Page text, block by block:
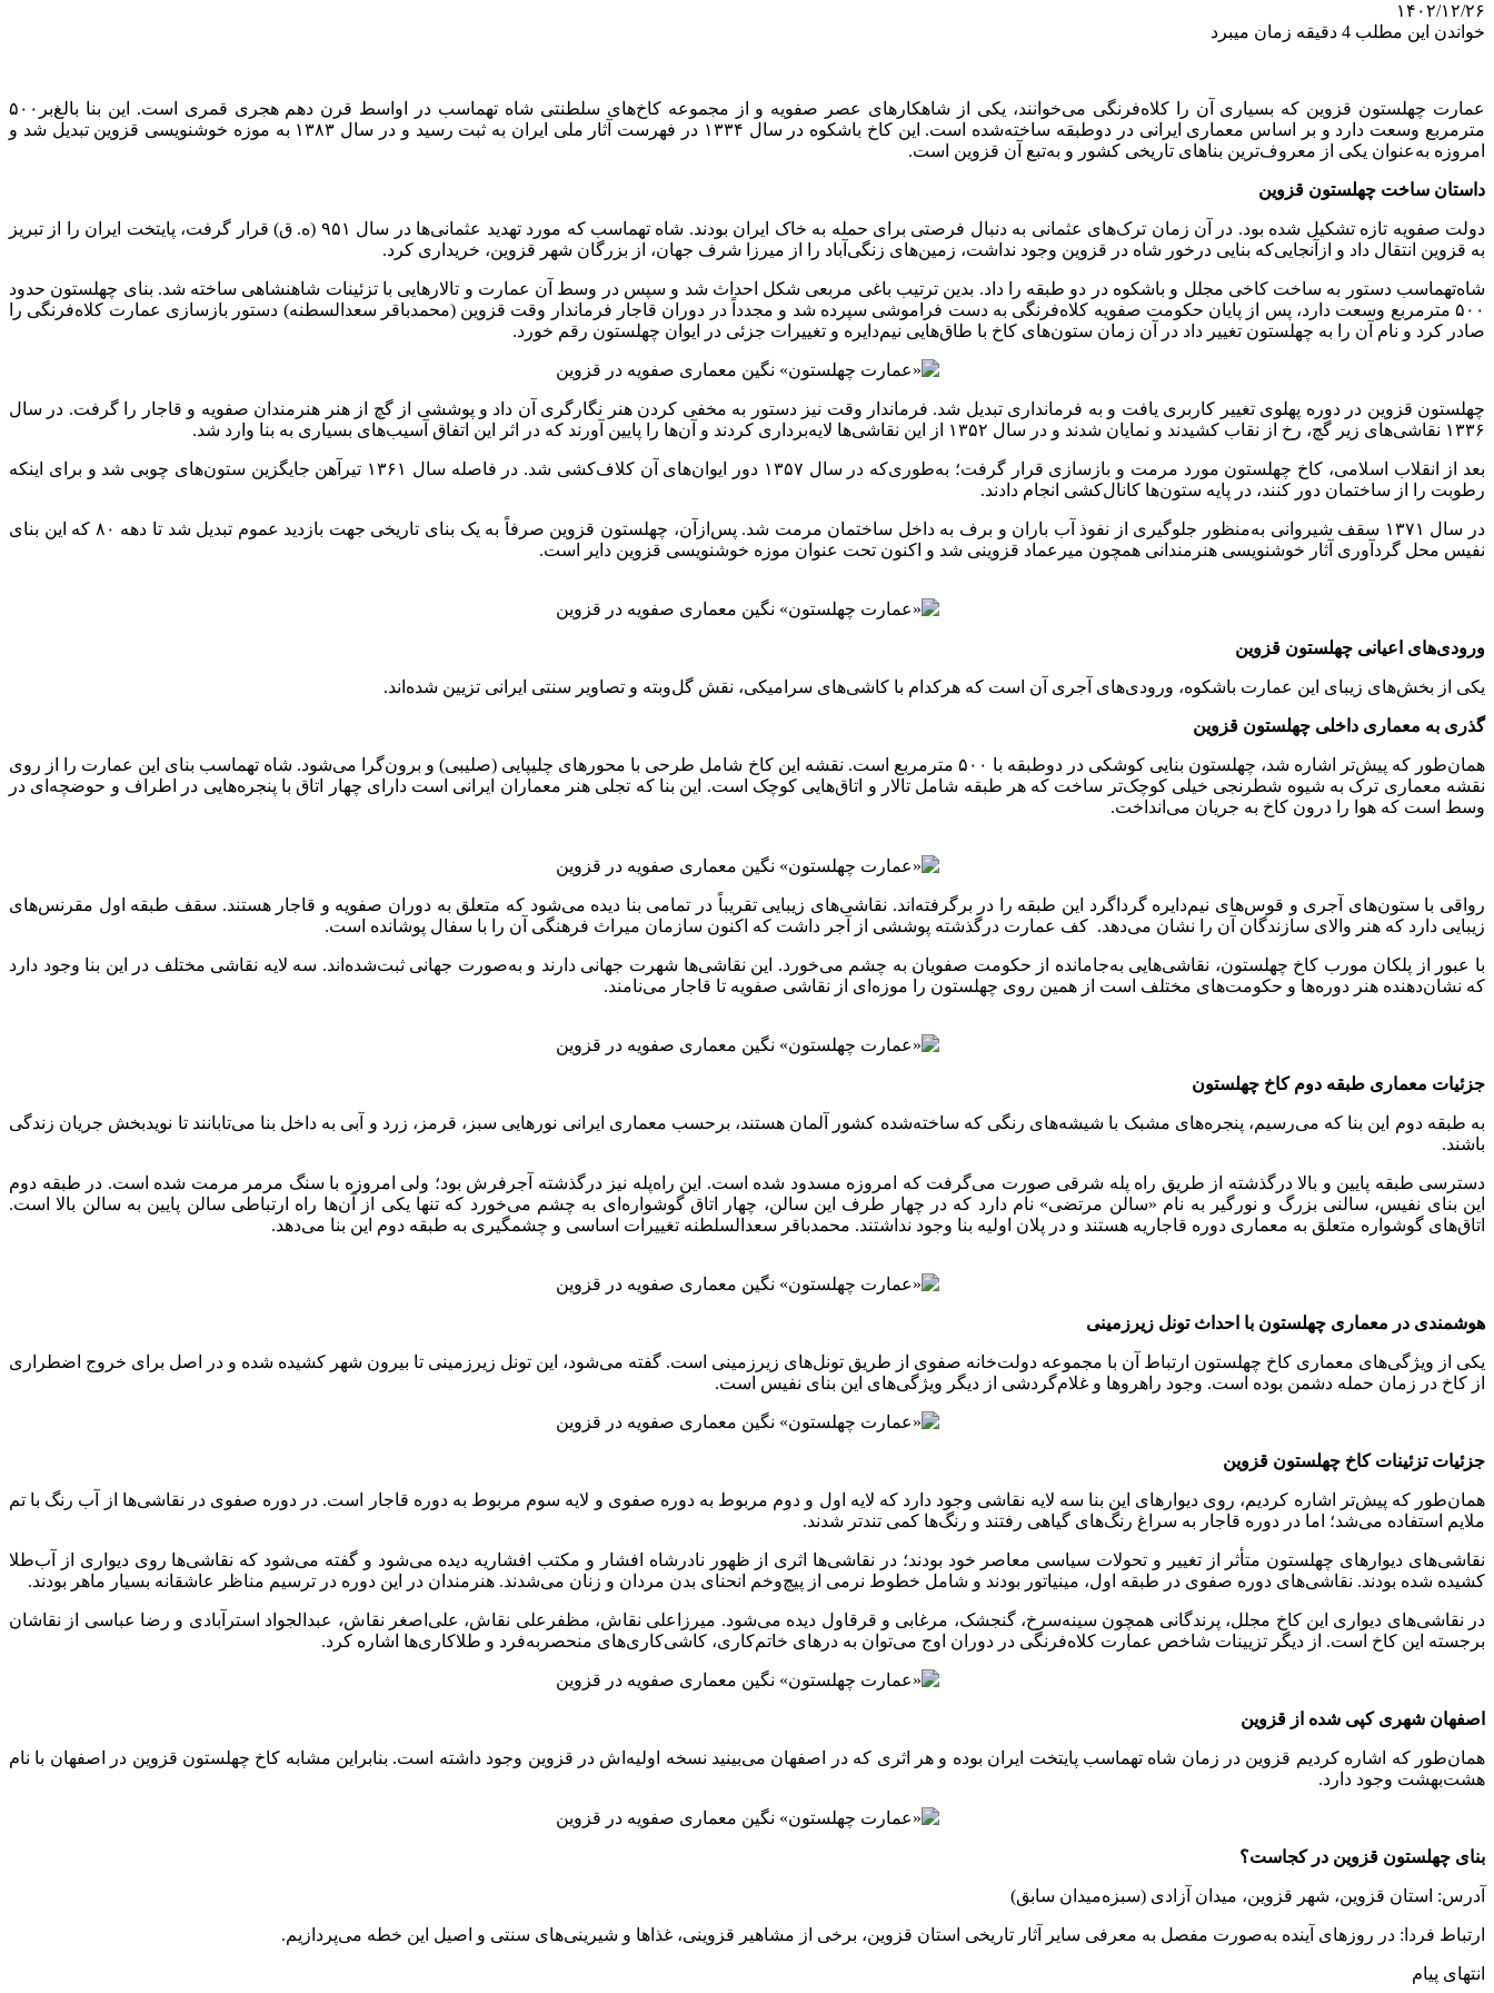
۱۴۰۲/۱۲/۲۶
خواندن این مطلب 4 دقیقه زمان میبرد
عمارت چهلستون قزوین که بسیاری آن را کلاه‌فرنگی می‌خوانند، یکی از شاهکارهای عصر صفویه و از مجموعه کاخ‌های سلطنتی شاه‌ تهماسب در اواسط قرن دهم هجری قمری است. این بنا بالغ‌بر۵۰۰
مترمربع وسعت دارد و بر اساس معماری ایرانی در دوطبقه ساخته‌شده است. این کاخ باشکوه در سال ۱۳۳۴ در فهرست آثار ملی ایران به ثبت رسید و در سال ۱۳۸۳ به موزه خوشنویسی قزوین تبدیل شد و
امروزه به‌عنوان یکی از معروف‌ترین بناهای تاریخی کشور و به‌تبع آن قزوین است.
داستان ساخت چهلستون قزوین
دولت صفویه تازه تشکیل‌ شده بود. در آن زمان ترک‌های عثمانی به دنبال فرصتی برای حمله به خاک ایران بودند. شاه تهماسب که مورد تهدید عثمانی‌ها در سال ۹۵۱ (ه. ق) قرار گرفت، پایتخت ایران را از تبریز
به قزوین انتقال داد و ازآنجایی‌که بنایی درخور شاه در قزوین وجود نداشت، زمین‌های زنگی‌آباد را از میرزا شرف جهان، از بزرگان شهر قزوین، خریداری کرد.
شاه‌تهماسب دستور به ساخت کاخی مجلل و باشکوه در دو طبقه را داد. بدین ترتیب باغی مربعی شکل احداث شد و سپس در وسط آن عمارت و تالارهایی با تزئینات شاهنشاهی ساخته شد. بنای چهلستون حدود
۵۰۰ مترمربع وسعت دارد، پس از پایان حکومت صفویه کلاه‌فرنگی به دست فراموشی سپرده شد و مجدداً در دوران قاجار فرماندار وقت قزوین (محمدباقر سعدالسطنه) دستور بازسازی عمارت کلاه‌فرنگی را
صادر کرد و نام آن را به چهلستون تغییر داد در آن زمان ستون‌های کاخ با طاق‌هایی نیم‌دایره و تغییرات جزئی در ایوان چهلستون رقم خورد.
چهلستون قزوین در دوره پهلوی تغییر کاربری یافت و به فرمانداری تبدیل شد. فرماندار وقت نیز دستور به مخفی کردن هنر نگارگری آن داد و پوششی از گچ از هنر هنرمندان صفویه و قاجار را گرفت. در سال
۱۳۳۶ نقاشی‌های زیر گچ، رخ از نقاب کشیدند و نمایان شدند و در سال ۱۳۵۲ از این نقاشی‌ها لایه‌برداری کردند و آن‌ها را پایین آورند که در اثر این اتفاق آسیب‌های بسیاری به بنا وارد شد.
بعد از انقلاب اسلامی، کاخ چهلستون مورد مرمت و بازسازی قرار گرفت؛ به‌طوری‌که در سال ۱۳۵۷ دور ایوان‌های آن کلاف‌کشی شد. در فاصله سال‌ ۱۳۶۱ تیرآهن جایگزین ستون‌های چوبی شد و برای اینکه
رطوبت را از ساختمان دور کنند، در پایه ستون‌ها کانال‌کشی انجام دادند.
در سال ۱۳۷۱ سقف شیروانی به‌منظور جلوگیری از نفوذ آب باران و برف به داخل ساختمان مرمت شد. پس‌ازآن، چهلستون قزوین صرفاً به یک بنای تاریخی جهت بازدید عموم تبدیل شد تا دهه ۸۰ که این بنای
نفیس محل گردآوری آثار خوشنویسی هنرمندانی همچون میرعماد قزوینی شد و اکنون تحت عنوان موزه خوشنویسی قزوین دایر است.
ورودی‌های اعیانی چهلستون قزوین
یکی از بخش‌های زیبای این عمارت باشکوه، ورودی‌های آجری آن است که هرکدام با کاشی‌های سرامیکی، نقش گل‌وبته و تصاویر سنتی ایرانی تزیین‌ شده‌اند.
گذری به معماری داخلی چهلستون قزوین
همان‌طور که پیش‌تر اشاره شد، چهلستون بنایی کوشکی در دوطبقه با ۵۰۰ مترمربع است. نقشه‌ این کاخ شامل طرحی با محورهای چلیپایی (صلیبی) و برون‌گرا می‌شود. شاه‌ تهماسب بنای این عمارت را از روی
نقشه معماری ترک به شیوه شطرنجی خیلی کوچک‌تر ساخت که هر طبقه شامل تالار و اتاق‌هایی کوچک است. این بنا که تجلی هنر معماران ایرانی است دارای چهار اتاق با پنجره‌هایی در اطراف و حوضچه‌ای در
وسط است که هوا را درون کاخ به جریان می‌انداخت.
رواقی با ستون‌های آجری و قوس‌های نیم‌دایره گرداگرد این طبقه را در برگرفته‌اند. نقاشی‌های زیبایی تقریباً در تمامی بنا دیده می‌شود که متعلق به دوران صفویه و قاجار هستند. سقف طبقه اول مقرنس‌های
زیبایی دارد که هنر والای سازندگان آن را نشان می‌دهد. کف عمارت درگذشته پوششی از آجر داشت که اکنون سازمان میراث فرهنگی آن را با سفال پوشانده است.
با عبور از پلکان مورب کاخ چهلستون، نقاشی‌هایی به‌جامانده از حکومت صفویان به چشم می‌خورد. این نقاشی‌ها شهرت جهانی دارند و به‌صورت جهانی ثبت‌شده‌اند. سه لایه نقاشی مختلف در این بنا وجود دارد
که نشان‌دهنده هنر دوره‌ها و حکومت‌های مختلف است از همین روی چهلستون را موزه‌ای از نقاشی صفویه تا قاجار می‌نامند.
جزئیات معماری طبقه دوم کاخ چهلستون
به طبقه دوم این بنا که می‌رسیم، پنجره‌های مشبک با شیشه‌های رنگی که ساخته‌شده‌ کشور آلمان هستند، برحسب معماری ایرانی نورهایی سبز، قرمز، زرد و آبی به داخل بنا می‌تابانند تا نویدبخش جریان زندگی
باشند.
دسترسی طبقه پایین و بالا درگذشته از طریق راه‌ پله شرقی صورت می‌گرفت که امروزه مسدود شده است. این راه‌پله نیز درگذشته آجرفرش بود؛ ولی امروزه با سنگ مرمر مرمت‌ شده است. در طبقه دوم
این بنای نفیس، سالنی بزرگ و نورگیر به نام «سالن مرتضی» نام دارد که در چهار طرف این سالن، چهار اتاق گوشواره‌ای به چشم می‌خورد که تنها یکی از آن‌ها راه ارتباطی سالن پایین به سالن بالا است.
اتاق‌های گوشواره متعلق به معماری دوره قاجاریه هستند و در پلان اولیه بنا وجود نداشتند. محمدباقر سعدالسلطنه تغییرات اساسی و چشمگیری به طبقه دوم این بنا می‌دهد.
هوشمندی در معماری چهلستون با احداث تونل زیرزمینی
یکی از ویژگی‌های معماری کاخ چهلستون ارتباط آن با مجموعه دولت‌خانه صفوی از طریق تونل‌های زیرزمینی است. گفته می‌شود، این تونل زیرزمینی تا بیرون شهر کشیده شده‌ و در اصل برای خروج اضطراری
از کاخ در زمان حمله دشمن بوده است. وجود راهروها و غلام‌گردشی از دیگر ویژگی‌های این بنای نفیس است.
جزئیات تزئینات کاخ چهلستون قزوین
همان‌طور که پیش‌تر اشاره کردیم، روی دیوارهای این بنا سه لایه نقاشی وجود دارد که لایه اول و دوم مربوط به دوره صفوی و لایه سوم مربوط به دوره قاجار است. در دوره صفوی در نقاشی‌ها از آب رنگ با تم
ملایم استفاده می‌شد؛ اما در دوره قاجار به سراغ رنگ‌های گیاهی رفتند و رنگ‌ها کمی تندتر شدند.
نقاشی‌های دیوارهای چهلستون متأثر از تغییر و تحولات سیاسی معاصر خود بودند؛ در نقاشی‌ها اثری از ظهور نادرشاه افشار و مکتب افشاریه دیده می‌شود و گفته می‌شود که نقاشی‌ها روی دیواری از آب‌طلا
کشیده شده بودند. نقاشی‌های دوره صفوی در طبقه اول، مینیاتور بودند و شامل خطوط نرمی از پیچ‌وخم انحنای بدن مردان و زنان می‌شدند. هنرمندان در این دوره در ترسیم مناظر عاشقانه بسیار ماهر بودند.
در نقاشی‌های دیواری این کاخ مجلل، پرندگانی همچون سینه‌سرخ، گنجشک، مرغابی و قرقاول دیده می‌شود. میرزاعلی نقاش، مظفرعلی نقاش، علی‌اصغر نقاش، عبدالجواد استرآبادی و رضا عباسی از نقاشان
برجسته این کاخ است. از دیگر تزیینات شاخص عمارت کلاه‌فرنگی در دوران اوج می‌توان به درهای خاتم‌کاری، کاشی‌کاری‌های منحصربه‌فرد و طلاکاری‌ها اشاره کرد.
اصفهان شهری کپی شده از قزوین
همان‌طور که اشاره کردیم قزوین در زمان شاه‌ تهماسب پایتخت ایران بوده و هر اثری که در اصفهان می‌بینید نسخه اولیه‌اش در قزوین وجود داشته است. بنابراین مشابه کاخ چهلستون قزوین در اصفهان با نام
هشت‌بهشت وجود دارد.
بنای چهلستون قزوین در کجاست؟
آدرس: استان قزوین، شهر قزوین، میدان آزادی (سبزه‌میدان سابق)
ارتباط فردا: در روزهای آینده به‌صورت مفصل به معرفی سایر آثار تاریخی استان قزوین، برخی از مشاهیر قزوینی، غذاها و شیرینی‌های سنتی و اصیل این خطه می‌پردازیم.
انتهای پیام